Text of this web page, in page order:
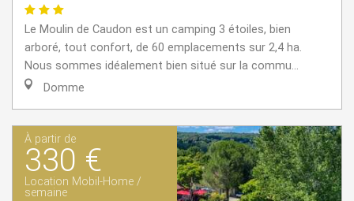
Le Moulin de Caudon est un camping 3 étoiles, bien
arboré, tout confort, de 60 emplacements sur 2,4 ha.
Nous sommes idéalement bien situé sur la commu...
Domme
À partir de
330 €
Location Mobil-Home /
semaine